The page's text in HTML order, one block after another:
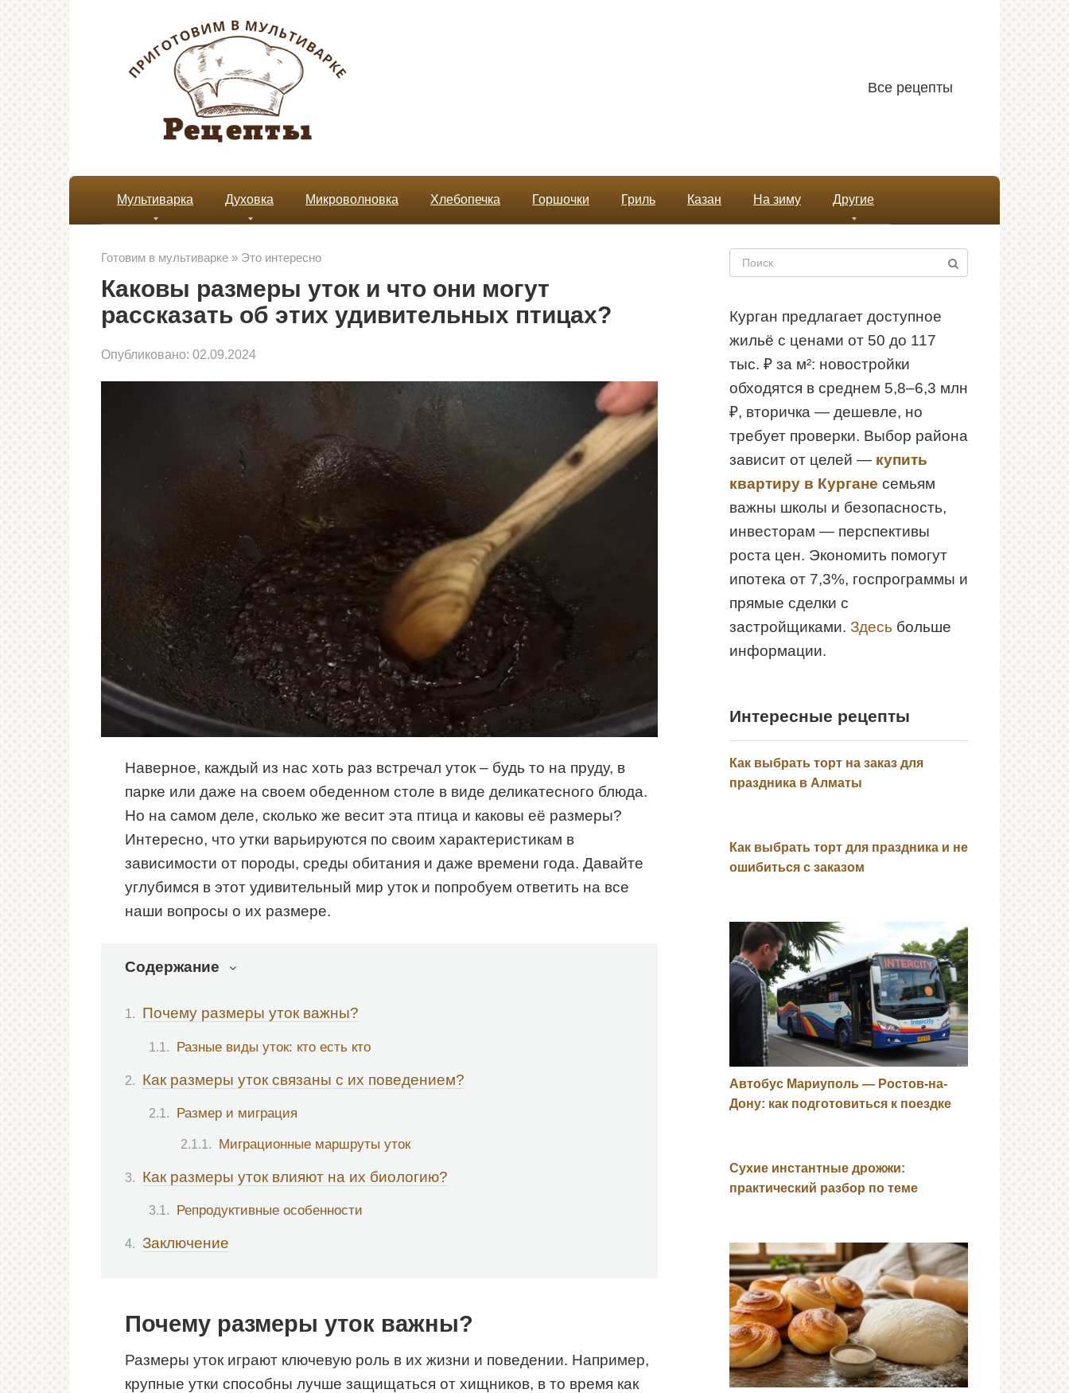
Все рецепты
Мультиварка Духовка Микроволновка Хлебопечка Горшочки Гриль Казан На зиму Другие
Готовим в мультиварке » Это интересно
Каковы размеры уток и что они могут
рассказать об этих удивительных птицах?
Опубликовано: 02.09.2024
Наверное, каждый из нас хоть раз встречал уток – будь то на пруду, в
парке или даже на своем обеденном столе в виде деликатесного блюда.
Но на самом деле, сколько же весит эта птица и каковы её размеры?
Интересно, что утки варьируются по своим характеристикам в
зависимости от породы, среды обитания и даже времени года. Давайте
углубимся в этот удивительный мир уток и попробуем ответить на все
наши вопросы о их размере.
Содержание
Почему размеры уток важны?
Разные виды уток: кто есть кто
Как размеры уток связаны с их поведением?
Размер и миграция
Миграционные маршруты уток
Как размеры уток влияют на их биологию?
Репродуктивные особенности
Заключение
Почему размеры уток важны?
Размеры уток играют ключевую роль в их жизни и поведении. Например,
крупные утки способны лучше защищаться от хищников, в то время как
Поиск:
Курган предлагает доступное
жильё с ценами от 50 до 117
тыс. ₽ за м²: новостройки
обходятся в среднем 5,8–6,3 млн
₽, вторичка — дешевле, но
требует проверки. Выбор района
зависит от целей — купить
квартиру в Кургане семьям
важны школы и безопасность,
инвесторам — перспективы
роста цен. Экономить помогут
ипотека от 7,3%, госпрограммы и
прямые сделки с
застройщиками. Здесь больше
информации.
Интересные рецепты
Как выбрать торт на заказ для
праздника в Алматы
Как выбрать торт для праздника и не
ошибиться с заказом
Автобус Мариуполь — Ростов-на-
Дону: как подготовиться к поездке
Сухие инстантные дрожжи:
практический разбор по теме